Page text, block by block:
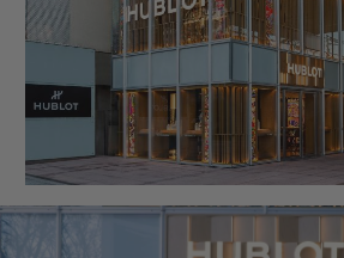
BIG BANG
SUMMER MULTI-
COLORED CERAMIC
PEACH
SERVICES EXCLUSIFS
GARANTIE 5+5